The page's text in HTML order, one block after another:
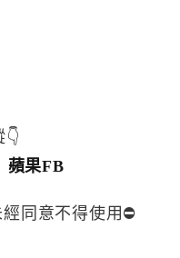
蘋果FB
同意不得使用⛔️